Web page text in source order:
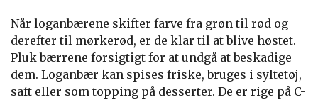
Når loganbærene skifter farve fra grøn til rød og
derefter til mørkerød, er de klar til at blive høstet.
Pluk bærrene forsigtigt for at undgå at beskadige
dem. Loganbær kan spises friske, bruges i syltetøj,
saft eller som topping på desserter. De er rige på C-